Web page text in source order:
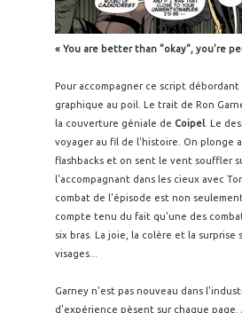
« You are better than "okay", you're
Pour accompagner ce script
graphique au poil. Le trait de Ron
la couverture géniale de Coipel . Le
voyager au fil de l'histoire. On plonge
flashbacks et on sent le vent souffler
l'accompagnant dans les cieux avec
combat de l'épisode est non
compte tenu du fait qu'une des
six bras. La joie, la colère et la surprise
visages...
Garney n'est pas nouveau dans
d'expérience pèsent sur chaque page.